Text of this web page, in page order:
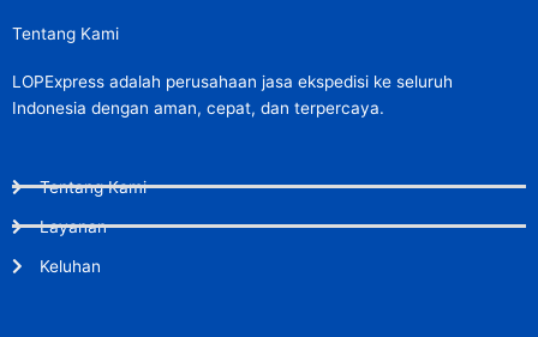
Tentang Kami
LOPExpress adalah perusahaan jasa ekspedisi ke seluruh
Indonesia dengan aman, cepat, dan terpercaya.
Tentang Kami
Layanan
Keluhan